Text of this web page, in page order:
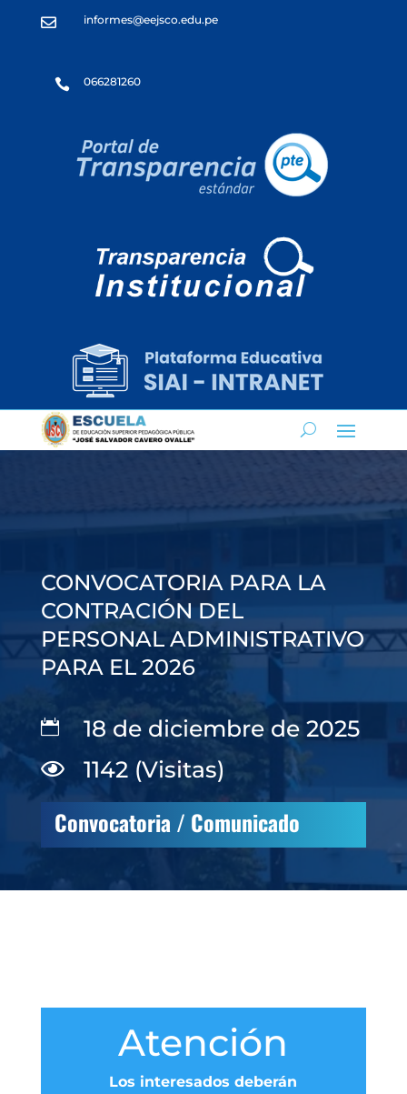
 informes@eejsco.edu.pe
 066281260
CONVOCATORIA PARA LA
CONTRACIÓN DEL
PERSONAL ADMINISTRATIVO
PARA EL 2026
 18 de diciembre de 2025
 1142 (Visitas)
Convocatoria / Comunicado
Atención
Los interesados deberán